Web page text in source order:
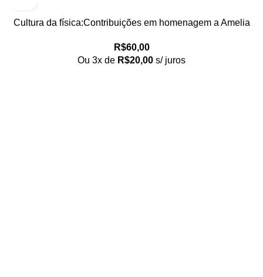
Cultura da física:Contribuições em homenagem a Amelia
R$60,00
Ou 3x de R$20,00 s/ juros